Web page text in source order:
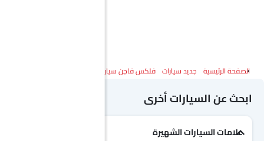
الصفحة الرئيسية جديد سيارات فلكس فاجن سيارات
ابحث عن السيارات أخرى
علامات السيارات الشهيرة